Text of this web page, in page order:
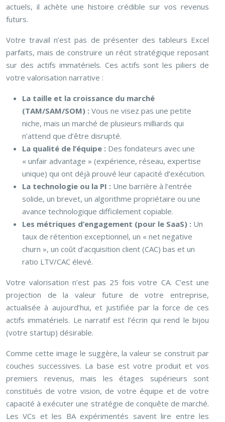
actuels, il achète une histoire crédible sur vos revenus
futurs.
Votre travail n’est pas de présenter des tableurs Excel
parfaits, mais de construire un récit stratégique reposant
sur des actifs immatériels. Ces actifs sont les piliers de
votre valorisation narrative :
La taille et la croissance du marché
(TAM/SAM/SOM) : Vous ne visez pas une petite
niche, mais un marché de plusieurs milliards qui
n’attend que d’être disrupté.
La qualité de l’équipe : Des fondateurs avec une
« unfair advantage » (expérience, réseau, expertise
unique) qui ont déjà prouvé leur capacité d’exécution.
La technologie ou la PI : Une barrière à l’entrée
solide, un brevet, un algorithme propriétaire ou une
avance technologique difficilement copiable.
Les métriques d’engagement (pour le SaaS) : Un
taux de rétention exceptionnel, un « net negative
churn », un coût d’acquisition client (CAC) bas et un
ratio LTV/CAC élevé.
Votre valorisation n’est pas 25 fois votre CA. C’est une
projection de la valeur future de votre entreprise,
actualisée à aujourd’hui, et justifiée par la force de ces
actifs immatériels. Le narratif est l’écrin qui rend le bijou
(votre startup) désirable.
Comme cette image le suggère, la valeur se construit par
couches successives. La base est votre produit et vos
premiers revenus, mais les étages supérieurs sont
constitués de votre vision, de votre équipe et de votre
capacité à exécuter une stratégie de conquête de marché.
Les VCs et les BA expérimentés savent lire entre les